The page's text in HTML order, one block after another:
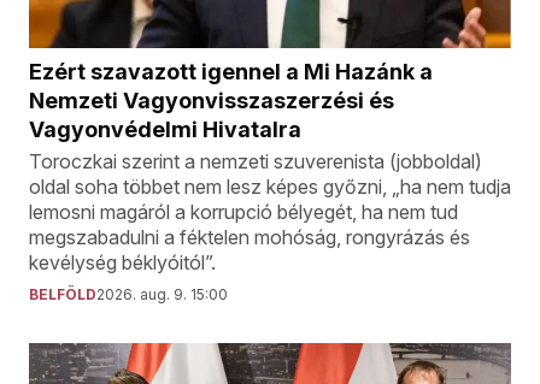
Ezért szavazott igennel a Mi Hazánk a
Nemzeti Vagyonvisszaszerzési és
Vagyonvédelmi Hivatalra
Toroczkai szerint a nemzeti szuverenista (jobboldal)
oldal soha többet nem lesz képes győzni, „ha nem tudja
lemosni magáról a korrupció bélyegét, ha nem tud
megszabadulni a féktelen mohóság, rongyrázás és
kevélység béklyóitól”.
BELFÖLD2026. aug. 9. 15:00